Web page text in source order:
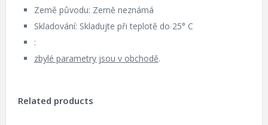
Země původu: Země neznámá
Skladování: Skladujte při teplotě do 25° C
:
zbylé parametry jsou v obchodě.
Related products